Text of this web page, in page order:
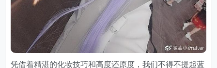
凭借着精湛的化妆技巧和高度还原度，我们不得不提起蓝